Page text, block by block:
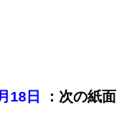
18日
：次の紙面